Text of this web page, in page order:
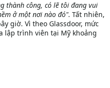
thành công, có lẽ tôi đang vui
ở một nơi nào đó". Tất nhiên,
giờ. Vì theo Glassdoor, mức
lập trình viên tại Mỹ khoảng